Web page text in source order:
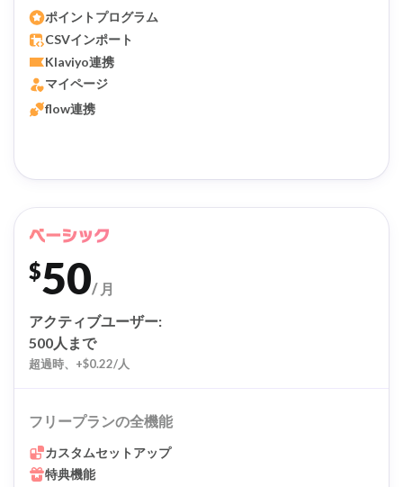
ポイントプログラム
CSVインポート
Klaviyo連携
マイページ
flow連携
ベーシック
$50/ 月
アクティブユーザー:
500人まで
超過時、+$0.22/人
フリープランの全機能
カスタムセットアップ
特典機能